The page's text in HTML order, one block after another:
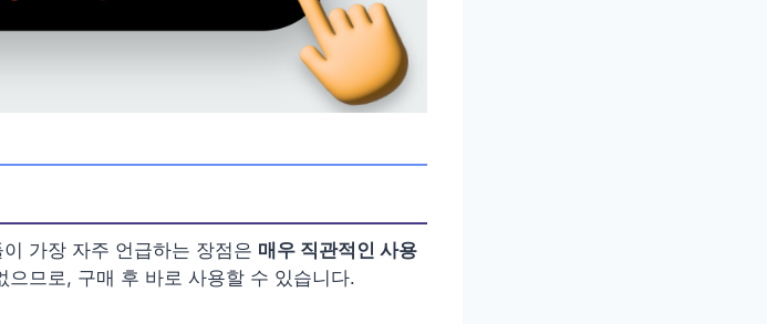
가장 자주 언급하는 장점은 매우 직관적인 사용
므로, 구매 후 바로 사용할 수 있습니다.